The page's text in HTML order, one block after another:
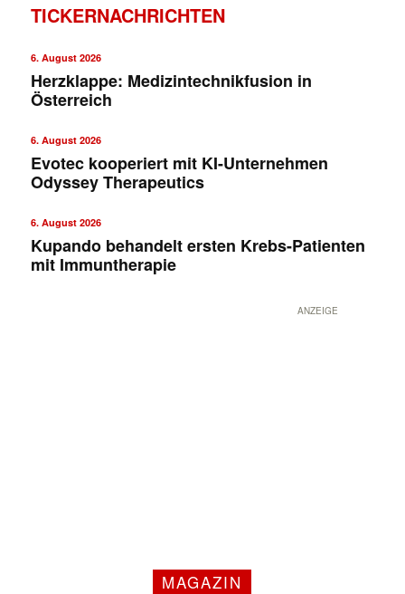
TICKERNACHRICHTEN
6. August 2026
Herzklappe: Medizintechnikfusion in
Österreich
6. August 2026
Evotec kooperiert mit KI-Unternehmen
Odyssey Therapeutics
6. August 2026
Kupando behandelt ersten Krebs-Patienten
mit Immuntherapie
ANZEIGE
MAGAZIN